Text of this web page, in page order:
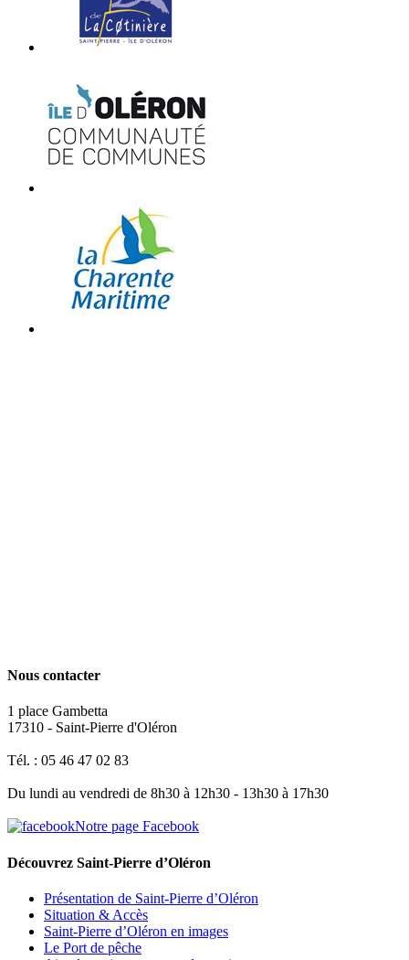
Nous contacter
1 place Gambetta
17310 - Saint-Pierre d'Oléron
Tél. : 05 46 47 02 83
Du lundi au vendredi de 8h30 à 12h30 - 13h30 à 17h30
Notre page Facebook
Découvrez Saint-Pierre d’Oléron
Présentation de Saint-Pierre d’Oléron
Situation & Accès
Saint-Pierre d’Oléron en images
Le Port de pêche